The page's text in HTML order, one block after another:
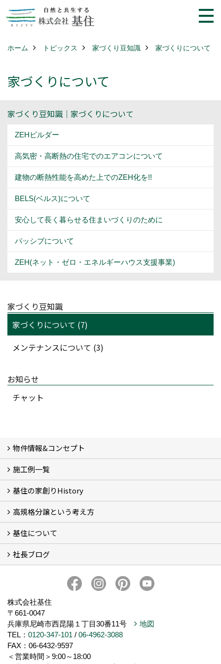
ホーム トピックス 家づくり豆知識 家づくりについて
家づくりについて
家づくり豆知識｜家づくりについて
ZEHビルダー
高気密・高断熱の住宅でのエアコンについて
建物の断熱性能を高めた上でのZEH化を!!
BELS(ベルス)について
安心して長く暮らせる住まいづくりのために
パッシブについて
ZEH(ネット・ゼロ・エネルギーハウス支援事業)
家づくり豆知識
家づくりについて (7)
メンテナンスについて (3)
お知らせ
チャット
物件情報&コンセプト
新着情報&基住の３つの家
イベント予告
イベント報告
施工例一覧
Photo Gallery
現場レポート
完工事例
お客様の声
基住の家創りHistory
基住の夢はもっと大きくもっと優しく
夢の実現へ
わが街をポートランドへ
アメノヨリミチ (3)
新築住宅事業
自然共生街創り事業
再生可能エネルギー事業
森の家コモンハウス【こもびお】
コンセプトハウス (2)
高規格分譲という考え方
高規格分譲ってなんだろう？
STUDIO KIJYU【スタジオ基住】
これからの家創り
知ってほしい１１のこと
基住について
基住について
会社概要
プライバシーポリシーについて
メンテナンスについて
トピックス
社長ブログ
株式会社基住
〒661-0047
兵庫県尼崎市西昆陽１丁目30番11号
地図
TEL： 0120-347-101 / 06-4962-3088
FAX：06-6432-9597
＜営業時間＞9:00～18:00